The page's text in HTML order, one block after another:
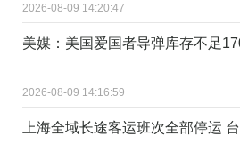
2026-08-09 14:20:47
美媒：美国爱国者导弹库存不足
2026-08-09 14:16:59
上海全域长途客运班次全部停运